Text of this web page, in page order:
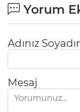
Yorum
Adınız
Mesaj